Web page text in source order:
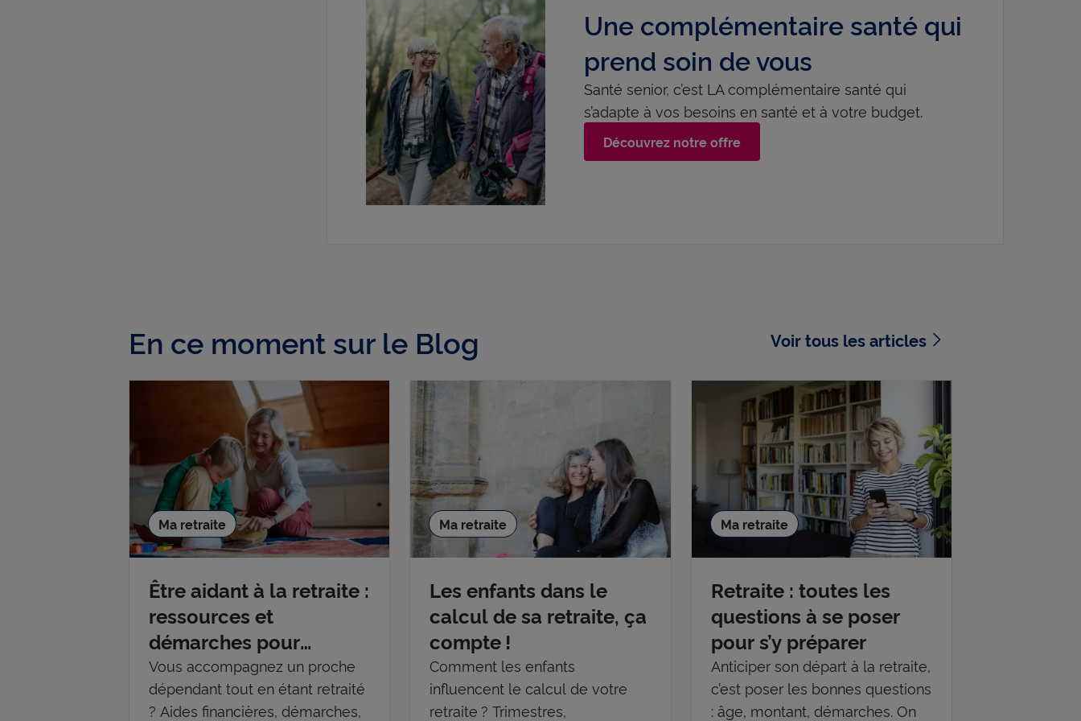
Une complémentaire santé qui
prend soin de vous
Santé senior, c’est LA complémentaire santé qui
s’adapte à vos besoins en santé et à votre budget.​
Découvrez notre offre
En ce moment sur le Blog Voir tous les articles
Être aidant à la retraite :
ressources et
démarches pour
accompagner un
proche dépendant
Vous accompagnez un proche
dépendant tout en étant retraité
? Aides financières, démarches,
Ma retraite
Les enfants dans le
calcul de sa retraite, ça
compte !
Comment les enfants
influencent le calcul de votre
retraite ? Trimestres,
Ma retraite
Retraite : toutes les
questions à se poser
pour s’y préparer
Anticiper son départ à la retraite,
c’est poser les bonnes questions
: âge, montant, démarches. On
Ma retraite